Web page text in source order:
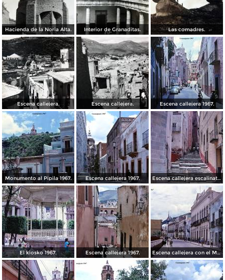
Hacienda de la Noria Alta. Interior de Granaditas. Las comadres.
Escena callejera. Escena callejera. Escena callejera 1967.
Monumento al Pipila 1967. Escena callejera 1967. Escena callejera escalinata 1967.
El kiosko 1967. Escena callejera 1967. Escena callejera con el Mto al Pipila al fondo 1967.